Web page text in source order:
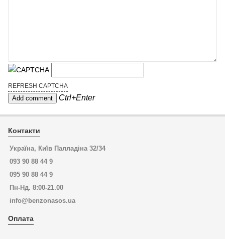
REFRESH CAPTCHA
Ctrl+Enter
Контакти
Україна, Київ Палладіна 32/34
093 90 88 44 9
095 90 88 44 9
Пн-Нд. 8:00-21.00
info@benzonasos.ua
Оплата